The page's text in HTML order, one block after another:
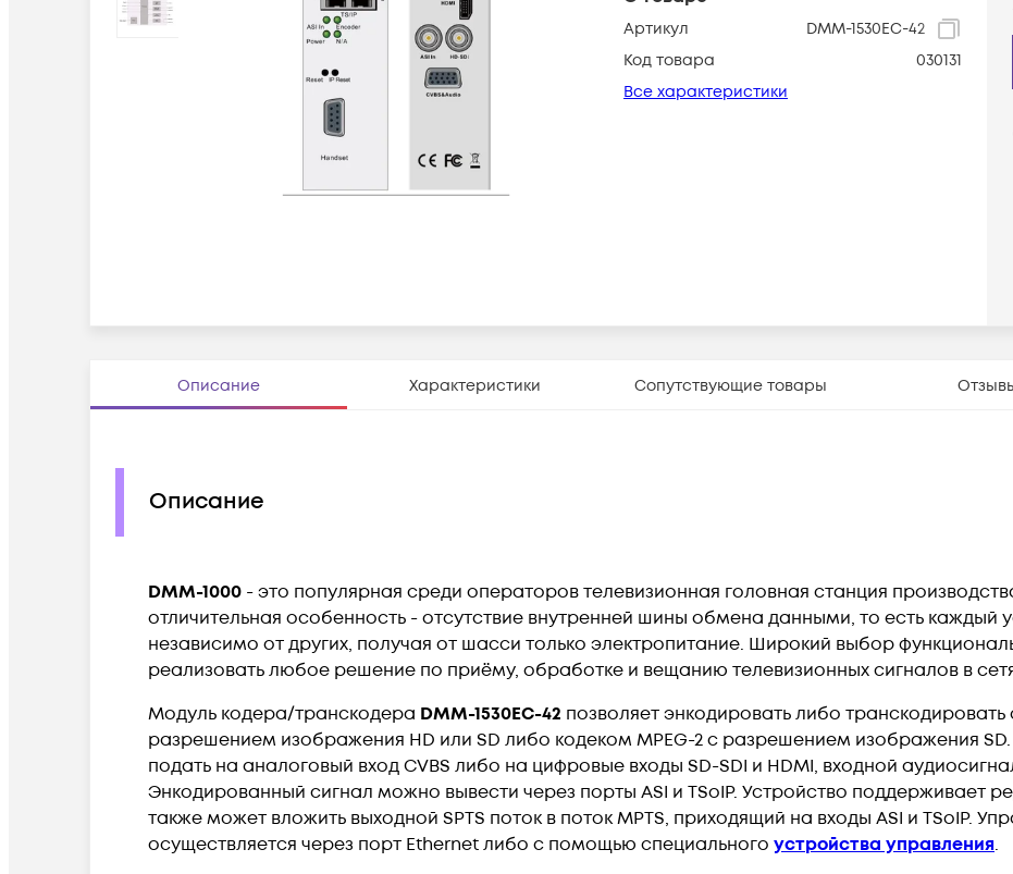
Артикул
DMM-1530EC-42
Код товара
030131
Все характеристики
Описание Характеристики Сопутствующие товары
Описание
DMM-1000 - это популярная среди операторов телевизионная головная станция
отличительная особенность - отсутствие внутренней шины обмена данными, то есть каждый
независимо от других, получая от шасси только электропитание. Широкий выбор
реализовать любое решение по приёму, обработке и вещанию телевизионных сигналов в
Модуль кодера/транскодера DMM-1530EC-42 позволяет энкодировать либо
разрешением изображения HD или SD либо кодеком MPEG-2 с разрешением изображения
подать на аналоговый вход CVBS либо на цифровые входы SD-SDI и HDMI, входной
Энкодированный сигнал можно вывести через порты ASI и TSoIP. Устройство поддерживает
также может вложить выходной SPTS поток в поток MPTS, приходящий на входы ASI и TSoIP.
осуществляется через порт Ethernet либо с помощью специального устройства управления.